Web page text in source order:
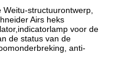
structuurontwerp,
Airs heks
voor de
de status van de
anti-